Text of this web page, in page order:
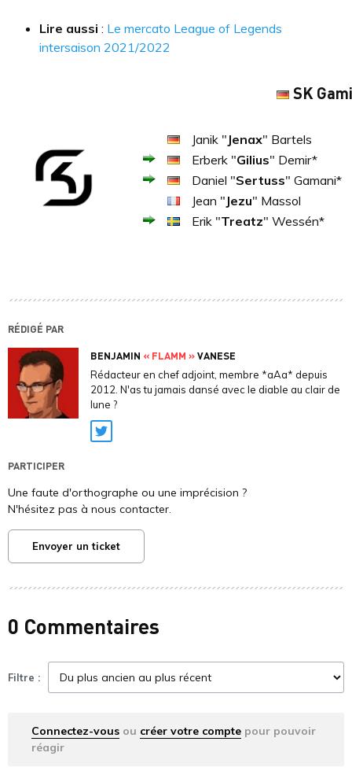
Lire aussi : Le mercato League of Legends
intersaison 2021/2022
SK
Janik " Jenax" Bartels
Erberk "Gilius" Demir*
Daniel "Sertuss" Gamani*
Jean " Jezu" Massol
Erik "Treatz" Wessén*
RÉDIGÉ PAR
BENJAMIN « FLAMM »VANESE
Rédacteur en chef adjoint, membre *aAa* depuis
2012. N'as tu jamais dansé avec le diable au clair de
lune ?
Twitter
PARTICIPER
Une faute d'orthographe ou une imprécision ?
N'hésitez pas à nous contacter.
Envoyer un ticket
0 Commentaires
Filtre :
Connectez-vous ou créer votre compte pour pouvoir
réagir